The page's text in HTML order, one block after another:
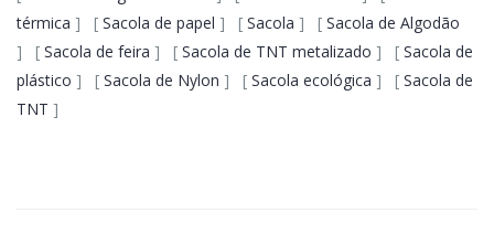
térmica ] [ Sacola de papel ] [ Sacola ] [ Sacola de Algodão
] [ Sacola de feira ] [ Sacola de TNT metalizado ] [ Sacola de
plástico ] [ Sacola de Nylon ] [ Sacola ecológica ] [ Sacola de
TNT ]